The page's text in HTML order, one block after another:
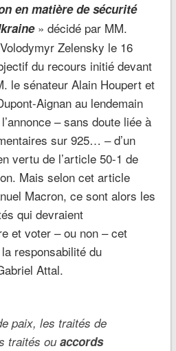
en matière de sécurité
» décidé par MM.
Zelensky le 16
du recours initié devant
le sénateur Alain Houpert et
Aignan au lendemain
– sans doute liée à
sur 925… – d’un
vertu de l’article 50-1 de
Mais selon cet article
Macron, ce sont alors les
qui devraient
et voter – ou non – cet
responsabilité du
Attal.
paix, les traités de
traités ou accords